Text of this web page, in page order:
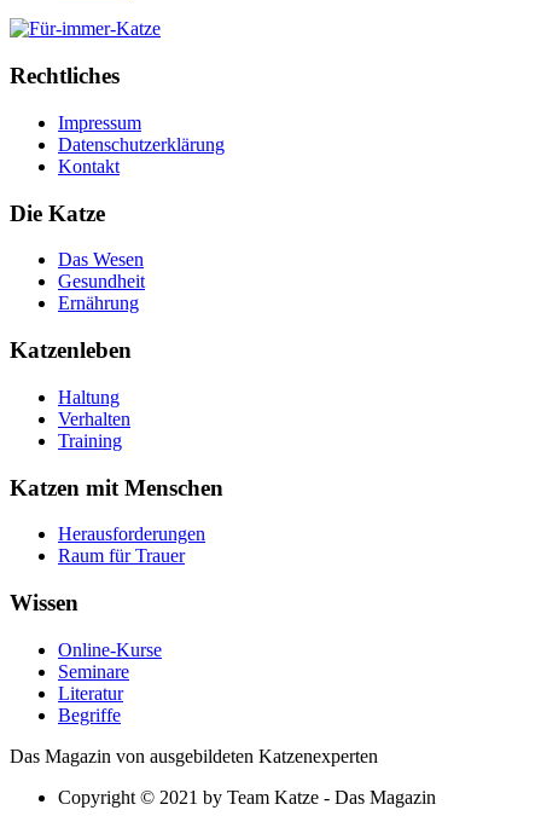
Rechtliches
Impressum
Datenschutzerklärung
Kontakt
Die Katze
Das Wesen
Gesundheit
Ernährung
Katzenleben
Haltung
Verhalten
Training
Katzen mit Menschen
Herausforderungen
Raum für Trauer
Wissen
Online-Kurse
Seminare
Literatur
Begriffe
Das Magazin von ausgebildeten Katzenexperten
Copyright © 2021 by Team Katze - Das Magazin